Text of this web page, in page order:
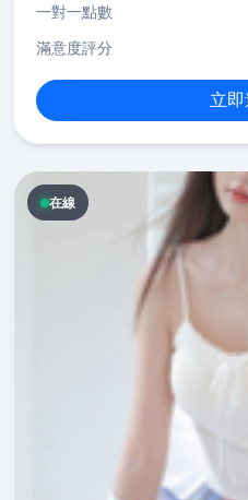
一對一點數
滿意度評分
立
在線